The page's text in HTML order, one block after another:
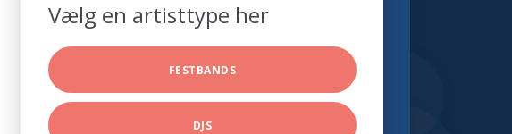
Vælg en artisttype her
FESTBANDS
DJS